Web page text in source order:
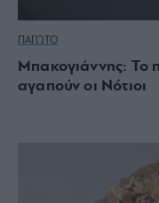
ΠΑΓΩΤΟ
Μπακογιάννης: Το
αγαπούν οι Νότιοι